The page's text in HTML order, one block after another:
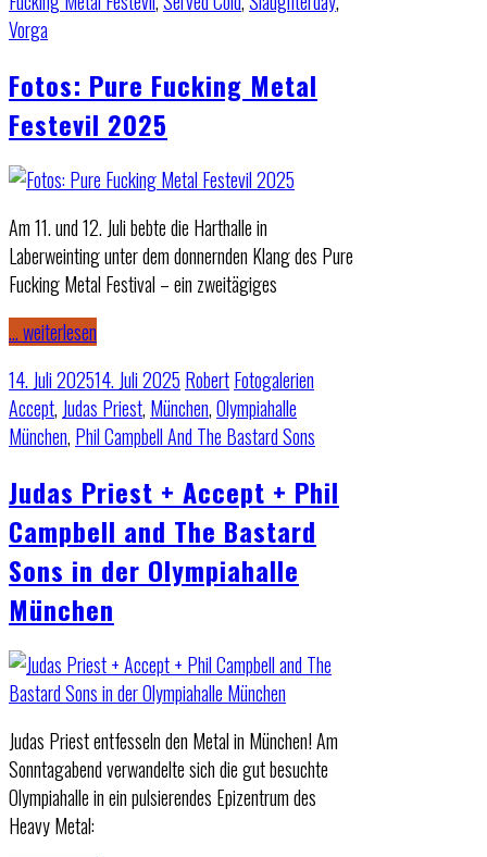
Vorga
Fotos: Pure Fucking Metal
Festevil 2025
Am 11. und 12. Juli bebte die Harthalle in
Laberweinting unter dem donnernden Klang des Pure
Fucking Metal Festival – ein zweitägiges
… weiterlesen
14. Juli 202514. Juli 2025 RobertFotogalerien
Accept, Judas Priest, München,Olympiahalle
München, Phil Campbell And The Bastard Sons
Judas Priest + Accept + Phil
Campbell and The Bastard
Sons in der Olympiahalle
München
Judas Priest entfesseln den Metal in München! Am
Sonntagabend verwandelte sich die gut besuchte
Olympiahalle in ein pulsierendes Epizentrum des
Heavy Metal: